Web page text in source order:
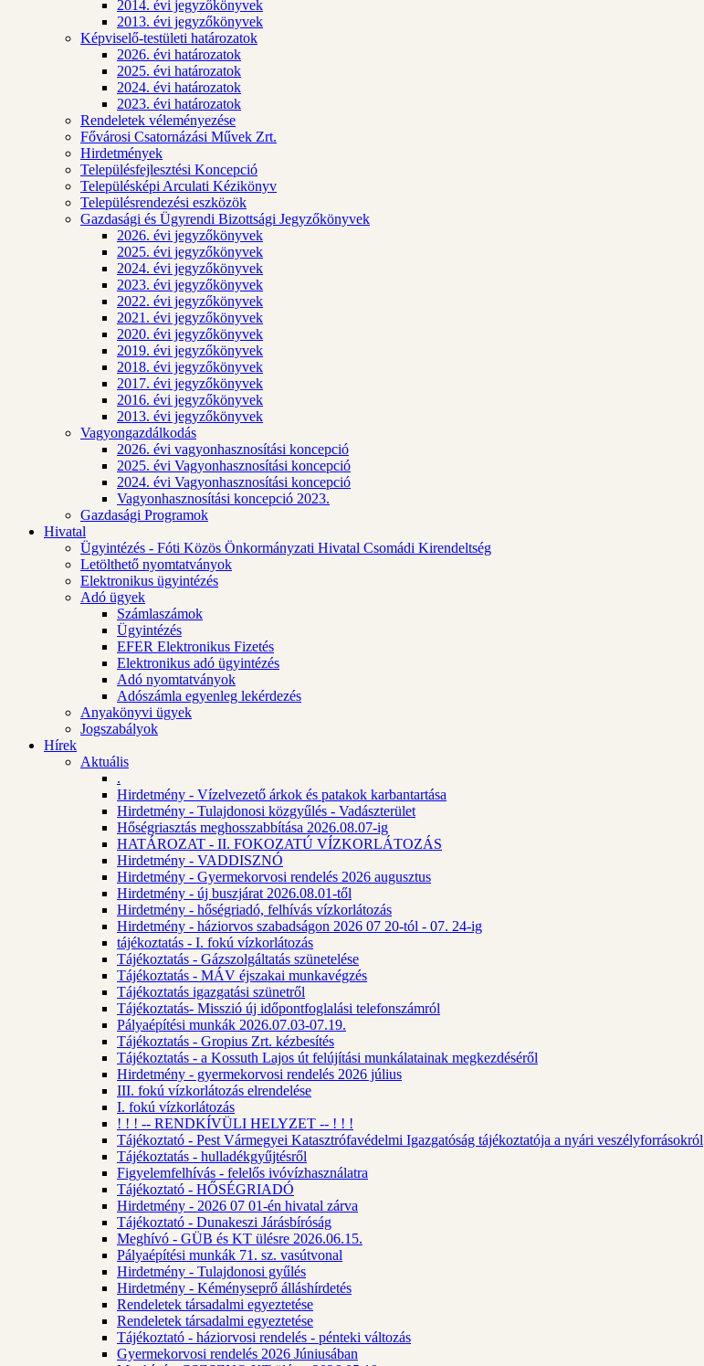
2014. évi jegyzőkönyvek
2013. évi jegyzőkönyvek
Képviselő-testületi határozatok
2026. évi határozatok
2025. évi határozatok
2024. évi határozatok
2023. évi határozatok
Rendeletek véleményezése
Fővárosi Csatornázási Művek Zrt.
Hirdetmények
Településfejlesztési Koncepció
Településképi Arculati Kézikönyv
Településrendezési eszközök
Gazdasági és Ügyrendi Bizottsági Jegyzőkönyvek
2026. évi jegyzőkönyvek
2025. évi jegyzőkönyvek
2024. évi jegyzőkönyvek
2023. évi jegyzőkönyvek
2022. évi jegyzőkönyvek
2021. évi jegyzőkönyvek
2020. évi jegyzőkönyvek
2019. évi jegyzőkönyvek
2018. évi jegyzőkönyvek
2017. évi jegyzőkönyvek
2016. évi jegyzőkönyvek
2013. évi jegyzőkönyvek
Vagyongazdálkodás
2026. évi vagyonhasznosítási koncepció
2025. évi Vagyonhasznosítási koncepció
2024. évi Vagyonhasznosítási koncepció
Vagyonhasznosítási koncepció 2023.
Gazdasági Programok
Hivatal
Ügyintézés - Fóti Közös Önkormányzati Hivatal Csomádi Kirendeltség
Letölthető nyomtatványok
Elektronikus ügyintézés
Adó ügyek
Számlaszámok
Ügyintézés
EFER Elektronikus Fizetés
Elektronikus adó ügyintézés
Adó nyomtatványok
Adószámla egyenleg lekérdezés
Anyakönyvi ügyek
Jogszabályok
Hírek
Aktuális
.
Hirdetmény - Vízelvezető árkok és patakok karbantartása
Hirdetmény - Tulajdonosi közgyűlés - Vadászterület
Hőségriasztás meghosszabbítása 2026.08.07-ig
HATÁROZAT - II. FOKOZATÚ VÍZKORLÁTOZÁS
Hirdetmény - VADDISZNÓ
Hirdetmény - Gyermekorvosi rendelés 2026 augusztus
Hirdetmény - új buszjárat 2026.08.01-től
Hirdetmény - hőségriadó, felhívás vízkorlátozás
Hirdetmény - háziorvos szabadságon 2026 07 20-tól - 07. 24-ig
tájékoztatás - I. fokú vízkorlátozás
Tájékoztatás - Gázszolgáltatás szünetelése
Tájékoztatás - MÁV éjszakai munkavégzés
Tájékoztatás igazgatási szünetről
Tájékoztatás- Misszió új időpontfoglalási telefonszámról
Pályaépítési munkák 2026.07.03-07.19.
Tájékoztatás - Gropius Zrt. kézbesítés
Tájékoztatás - a Kossuth Lajos út felújítási munkálatainak megkezdéséről
Hirdetmény - gyermekorvosi rendelés 2026 július
III. fokú vízkorlátozás elrendelése
I. fokú vízkorlátozás
! ! ! -- RENDKÍVÜLI HELYZET -- ! ! !
Tájékoztató - Pest Vármegyei Katasztrófavédelmi Igazgatóság tájékoztatója a nyári veszélyforrásokról
Tájékoztatás - hulladékgyűjtésről
Figyelemfelhívás - felelős ivóvízhasználatra
Tájékoztató - HŐSÉGRIADÓ
Hirdetmény - 2026 07 01-én hivatal zárva
Tájékoztató - Dunakeszi Járásbíróság
Meghívó - GÜB és KT ülésre 2026.06.15.
Pályaépítési munkák 71. sz. vasútvonal
Hirdetmény - Tulajdonosi gyűlés
Hirdetmény - Kéményseprő álláshírdetés
Rendeletek társadalmi egyeztetése
Rendeletek társadalmi egyeztetése
Tájékoztató - háziorvosi rendelés - pénteki változás
Gyermekorvosi rendelés 2026 Júniusában